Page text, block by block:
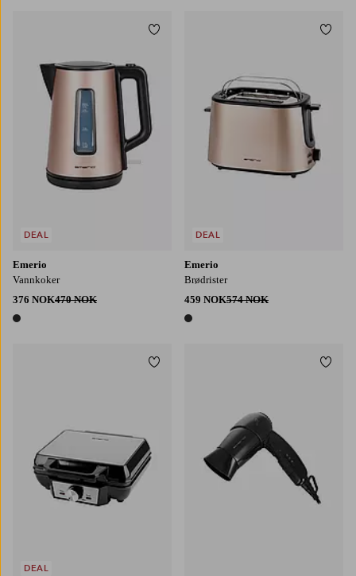
Emerio
Vannkoker
376 NOK470 NOK
1 farge
DEAL
Legg til favoritter
Emerio
Brødrister
459 NOK574 NOK
1 farge
DEAL
DEAL
Legg til favoritter